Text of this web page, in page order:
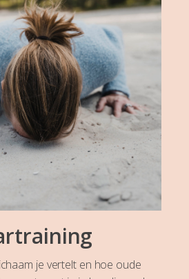
je vertelt en hoe oude